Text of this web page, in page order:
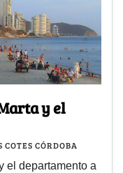
y el
COTES CÓRDOBA
el departamento a